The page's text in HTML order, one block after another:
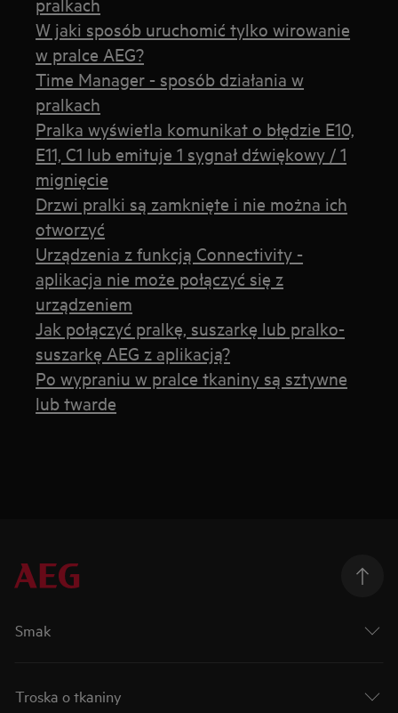
W jaki sposób uruchomić tylko wirowanie
w pralce AEG?
Time Manager - sposób działania w
pralkach
Pralka wyświetla komunikat o błędzie E10,
E11, C1 lub emituje 1 sygnał dźwiękowy / 1
mignięcie
Drzwi pralki są zamknięte i nie można ich
otworzyć
Urządzenia z funkcją Connectivity -
aplikacja nie może połączyć się z
urządzeniem
Jak połączyć pralkę, suszarkę lub pralko-
suszarkę AEG z aplikacją?
Po wypraniu w pralce tkaniny są sztywne
lub twarde
Smak
Troska o tkaniny